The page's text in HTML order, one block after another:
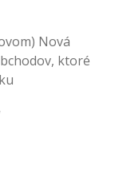
Nová
ktoré